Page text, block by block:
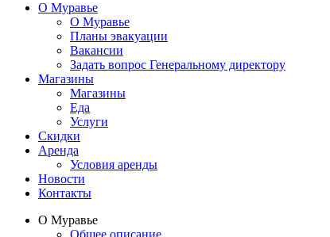
О Муравье
О Муравье
Планы эвакуации
Вакансии
Задать вопрос Генеральному директору
Магазины
Магазины
Еда
Услуги
Скидки
Аренда
Условия аренды
Новости
Контакты
О Муравье
Общее описание